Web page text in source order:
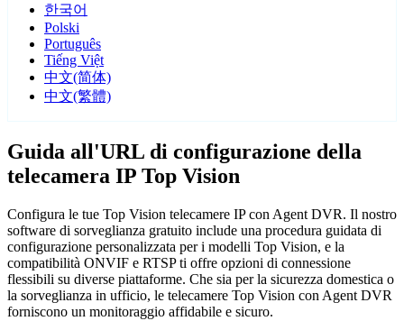
한국어
Polski
Português
Tiếng Việt
中文(简体)
中文(繁體)
Guida all'URL di configurazione della
telecamera IP Top Vision
Configura le tue Top Vision telecamere IP con Agent DVR. Il nostro
software di sorveglianza gratuito include una procedura guidata di
configurazione personalizzata per i modelli Top Vision, e la
compatibilità ONVIF e RTSP ti offre opzioni di connessione
flessibili su diverse piattaforme. Che sia per la sicurezza domestica o
la sorveglianza in ufficio, le telecamere Top Vision con Agent DVR
forniscono un monitoraggio affidabile e sicuro.